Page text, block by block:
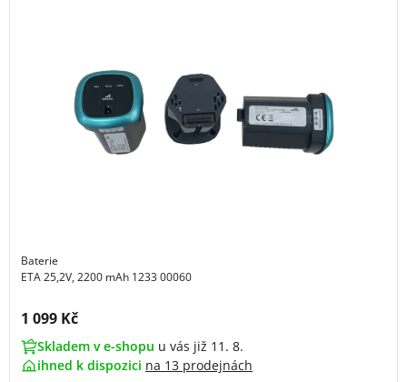
Baterie
ETA 25,2V, 2200 mAh 1233 00060
Cena s DPH:
1 099 Kč
Skladem v e-shopu u vás již 11. 8.
ihned k dispozici na 13 prodejnách